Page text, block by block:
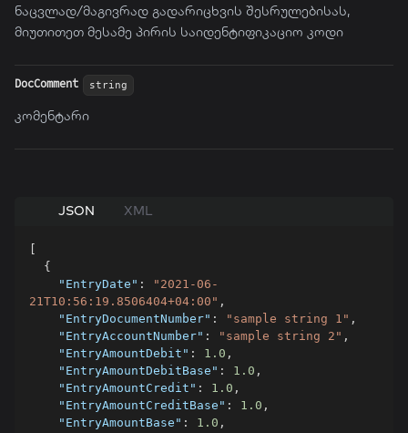
ნაცვლად/მაგივრად გადარიცხვის შესრულებისას,
მიუთითეთ მესამე პირის საიდენტიფიკაციო კოდი
DocComment string
კომენტარი
JSON XML
[
{
"EntryDate" :
"2021-06-
21T10:56:19.8506404+04:00" ,
"EntryDocumentNumber" : "sample string 1" ,
"EntryAccountNumber" : "sample string 2" ,
"EntryAmountDebit" : 1.0 ,
"EntryAmountDebitBase" : 1.0 ,
"EntryAmountCredit" : 1.0 ,
"EntryAmountCreditBase" : 1.0 ,
"EntryAmountBase" : 1.0 ,